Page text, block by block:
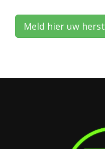
Meld hier uw